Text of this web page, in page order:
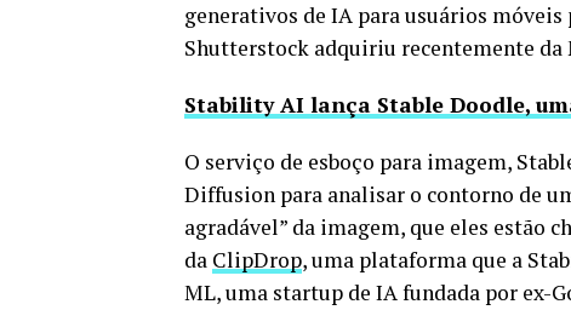
generativos de IA para usuários móveis
Shutterstock adquiriu recentemente da
Stability AI lança Stable Doodle,
O serviço de esboço para imagem,
Diffusion para analisar o contorno de
agradável” da imagem, que eles estão
da ClipDrop, uma plataforma que a
ML, uma startup de IA fundada por ex-